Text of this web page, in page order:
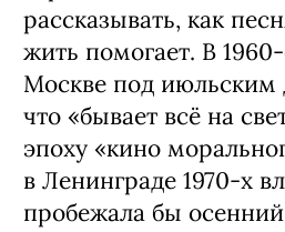
память о пережитом в
но и консервирует в
эпо­ху больших
пере­мен. Актриса
играющая
Анастасию в
Егора Кончаловского,